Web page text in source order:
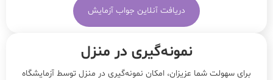
دریافت آنلاین جواب آزمایش
نمونه‌‌گیری در منزل
برای سهولت شما عزیزان، امکان نمونه‌گیری در منزل توسط آزمایشگاه